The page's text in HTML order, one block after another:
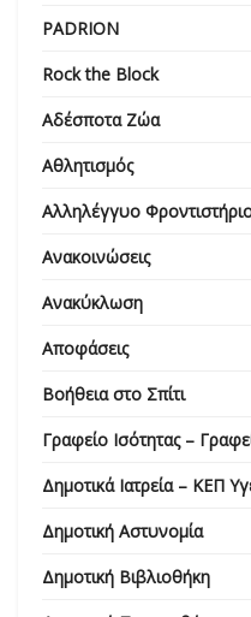
PADRION
Rock the Block
Αδέσποτα Ζώα
Αθλητισμός
Αλληλέγγυο
Ανακοινώσεις
Ανακύκλωση
Αποφάσεις
Βοήθεια στο Σπίτι
Γραφείο Ισότητας –
Δημοτικά Ιατρεία – ΚΕΠ
Δημοτική Αστυνομία
Δημοτική Βιβλιοθήκη